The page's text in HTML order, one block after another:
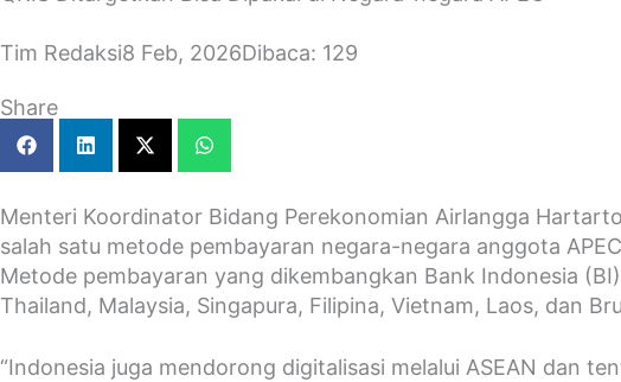
Tim Redaksi8 Feb, 2026Dibaca: 129
Share
Menteri Koordinator Bidang Perekonomian Airlangga
salah satu metode pembayaran negara-negara anggota
Metode pembayaran yang dikembangkan Bank Indonesia
Thailand, Malaysia, Singapura, Filipina, Vietnam, Laos, dan
“Indonesia juga mendorong digitalisasi melalui ASEAN dan